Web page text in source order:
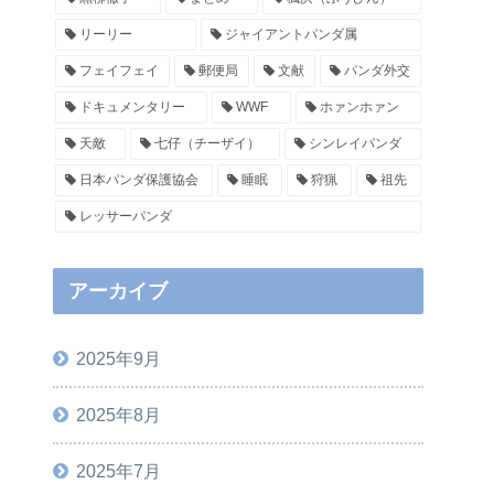
リーリー ジャイアントパンダ属
フェイフェイ 郵便局 文献 パンダ外交
ドキュメンタリー WWF ホァンホァン
天敵 七仔（チーザイ） シンレイパンダ
日本パンダ保護協会 睡眠 狩猟 祖先
レッサーパンダ
アーカイブ
2025年9月
2025年8月
2025年7月